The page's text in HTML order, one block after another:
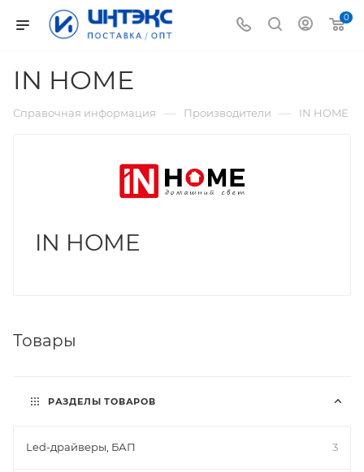
0
IN HOME
Справочная информация — Производители — IN HOME
IN HOME
Товары
РАЗДЕЛЫ ТОВАРОВ
Led-драйверы, БАП 3